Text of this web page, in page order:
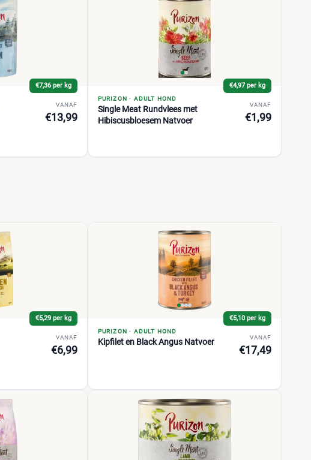
€7,36 per kg
VANAF
€13,99
€4,97 per kg
PURIZON · ADULT HOND
Single Meat Rundvlees met
Hibiscusbloesem Natvoer
VANAF
€1,99
€5,29 per kg
VANAF
€6,99
€5,10 per kg
PURIZON · ADULT HOND
Kipfilet en Black Angus Natvoer VANAF
€17,49